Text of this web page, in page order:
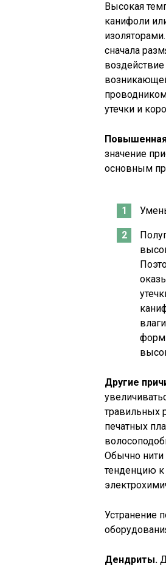
Высокая
канифоли
сначала
утечки и
значение
основным
Другие
травильных
печатных
Обычно нити
тенденцию
Устранение
Дендриты.